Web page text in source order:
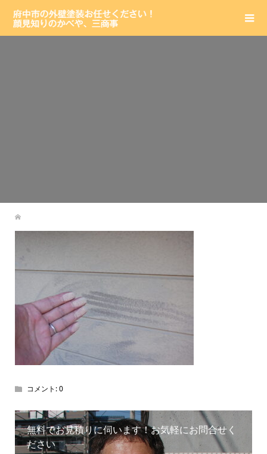
コメント:0
無料でお見積りに伺います！お気軽にお問合せく
ださい